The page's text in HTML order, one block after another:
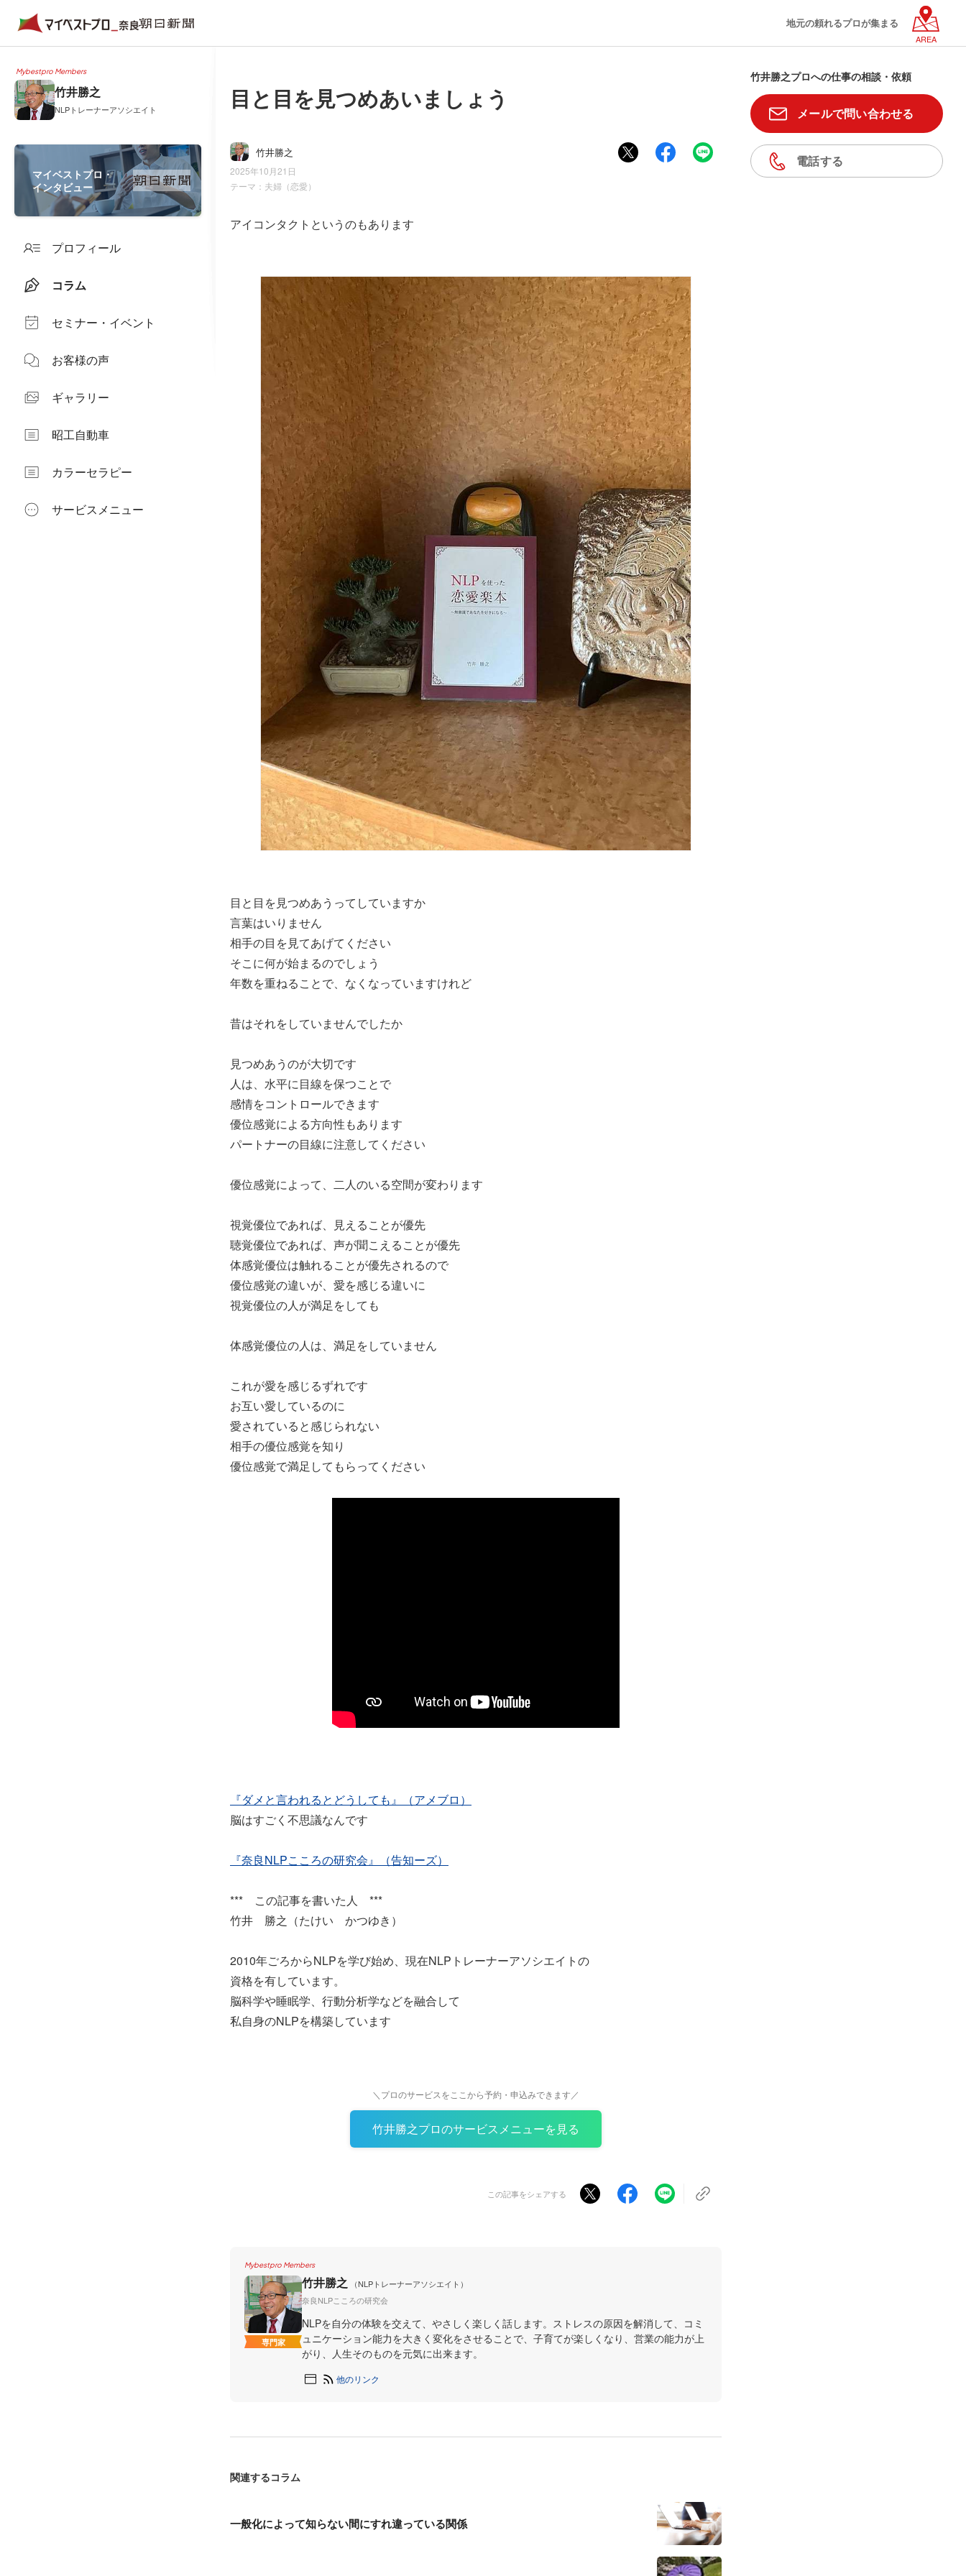
地元の頼れるプロが集まる
AREA
Mybestpro Members
竹井勝之
NLPトレーナーアソシエイト
マイベストプロ・
インタビュー
プロフィール
コラム
セミナー・イベント
お客様の声
ギャラリー
昭工自動車
カラーセラピー
サービスメニュー
目と目を見つめあいましょう
竹井勝之
2025年10月21日
テーマ： 夫婦（恋愛）
アイコンタクトというのもあります
目と目を見つめあうってしていますか
言葉はいりません
相手の目を見てあげてください
そこに何が始まるのでしょう
年数を重ねることで、なくなっていますけれど
昔はそれをしていませんでしたか
見つめあうのが大切です
人は、水平に目線を保つことで
感情をコントロールできます
優位感覚による方向性もあります
パートナーの目線に注意してください
優位感覚によって、二人のいる空間が変わります
視覚優位であれば、見えることが優先
聴覚優位であれば、声が聞こえることが優先
体感覚優位は触れることが優先されるので
優位感覚の違いが、愛を感じる違いに
視覚優位の人が満足をしても
体感覚優位の人は、満足をしていません
これが愛を感じるずれです
お互い愛しているのに
愛されていると感じられない
相手の優位感覚を知り
優位感覚で満足してもらってください
『ダメと言われるとどうしても』（アメブロ）
脳はすごく不思議なんです
『奈良NLPこころの研究会』（告知ーズ）
*** この記事を書いた人 ***
竹井 勝之（たけい かつゆき）
2010年ごろからNLPを学び始め、現在NLPトレーナーアソシエイトの
資格を有しています。
脳科学や睡眠学、行動分析学などを融合して
私自身のNLPを構築しています
＼プロのサービスをここから予約・申込みできます／
竹井勝之プロのサービスメニューを見る
この記事をシェアする
Mybestpro Members
専門家
竹井勝之
（NLPトレーナーアソシエイト）
奈良NLPこころの研究会
NLPを自分の体験を交えて、やさしく楽しく話します。ストレスの原因を解消して、コミ
ュニケーション能力を大きく変化をさせることで、子育てが楽しくなり、営業の能力が上
がり、人生そのものを元気に出来ます。
他のリンク
関連するコラム
一般化によって知らない間にすれ違っている関係
竹井勝之プロへの仕事の相談・依頼
メールで問い合わせる
電話する